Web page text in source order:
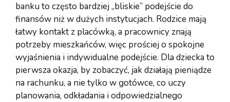
banku to często bardziej „bliskie” podejście do
finansów niż w dużych instytucjach. Rodzice mają
łatwy kontakt z placówką, a pracownicy znają
potrzeby mieszkańców, więc prościej o spokojne
wyjaśnienia i indywidualne podejście. Dla dziecka to
pierwsza okazja, by zobaczyć, jak działają pieniądze
na rachunku, a nie tylko w gotówce, co uczy
planowania, odkładania i odpowiedzialnego